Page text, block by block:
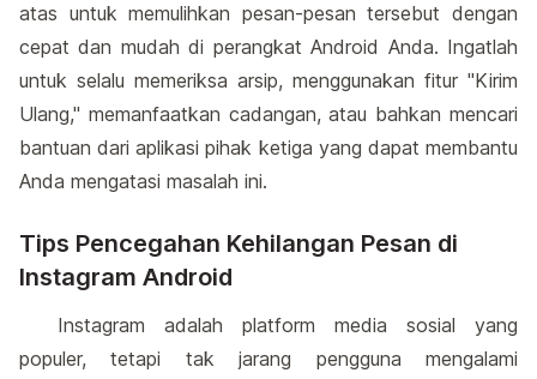
atas untuk memulihkan pesan-pesan tersebut dengan
cepat dan mudah di perangkat Android Anda. Ingatlah
untuk selalu memeriksa arsip, menggunakan fitur "Kirim
Ulang," memanfaatkan cadangan, atau bahkan mencari
bantuan dari aplikasi pihak ketiga yang dapat membantu
Anda mengatasi masalah ini.
Tips Pencegahan Kehilangan Pesan di
Instagram Android
Instagram adalah platform media sosial yang
populer, tetapi tak jarang pengguna mengalami